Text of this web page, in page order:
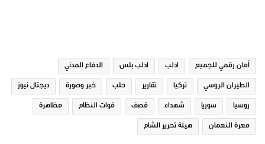
أمان رقمي للجميع ادلب ادلب بلس الدفاع المدني
الطيران الروسي تركيا تقارير حلب خبر وصورة ديجتال نيوز
روسيا سوريا شهداء قصف قوات النظام مظاهرة
معرة النعمان هيئة تحرير الشام